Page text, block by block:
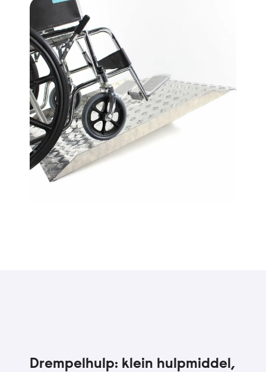
Drempelhulp: klein hulpmiddel,